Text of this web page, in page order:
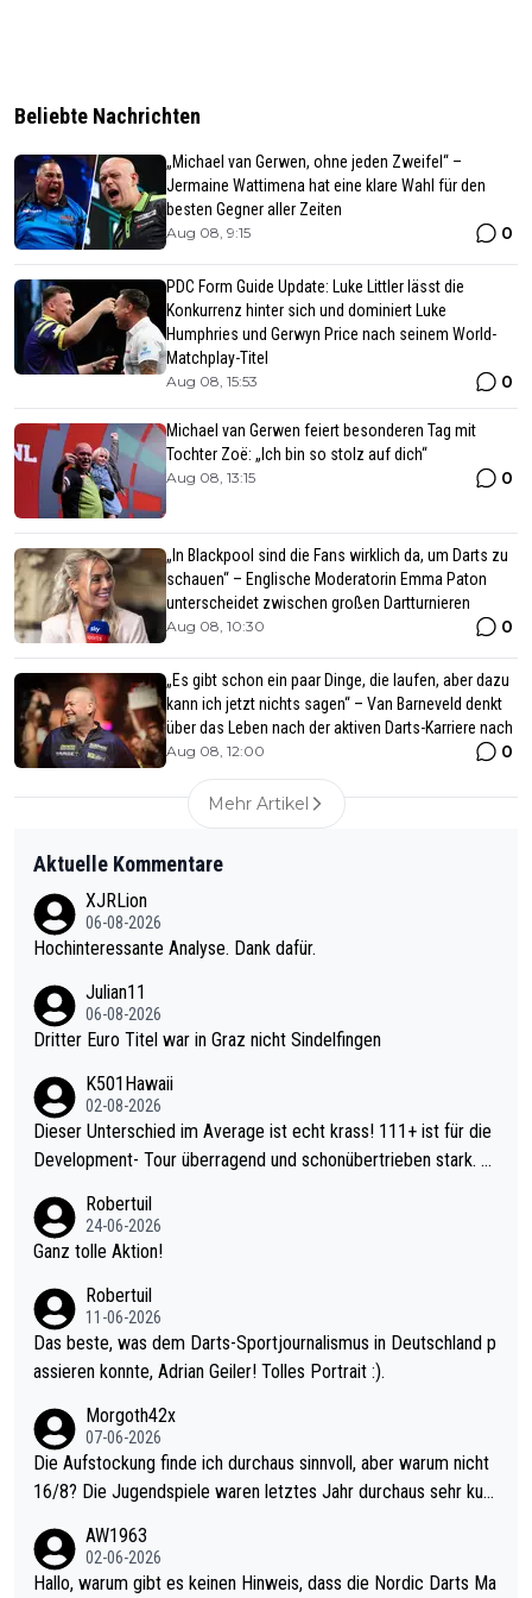
Beliebte Nachrichten
„Michael van Gerwen, ohne jeden Zweifel“ –
Jermaine Wattimena hat eine klare Wahl für den
besten Gegner aller Zeiten
Aug 08, 9:15 0
PDC Form Guide Update: Luke Littler lässt die
Konkurrenz hinter sich und dominiert Luke
Humphries und Gerwyn Price nach seinem World-
Matchplay-Titel
Aug 08, 15:53 0
Michael van Gerwen feiert besonderen Tag mit
Tochter Zoë: „Ich bin so stolz auf dich“
Aug 08, 13:15 0
„In Blackpool sind die Fans wirklich da, um Darts zu
schauen“ – Englische Moderatorin Emma Paton
unterscheidet zwischen großen Dartturnieren
Aug 08, 10:30 0
„Es gibt schon ein paar Dinge, die laufen, aber dazu
kann ich jetzt nichts sagen“ – Van Barneveld denkt
über das Leben nach der aktiven Darts-Karriere nach
Aug 08, 12:00 0
Mehr Artikel
Aktuelle Kommentare
XJRLion
06-08-2026
Hochinteressante Analyse. Dank dafür.
Julian11
06-08-2026
Dritter Euro Titel war in Graz nicht Sindelfingen
K501Hawaii
02-08-2026
Dieser Unterschied im Average ist echt krass! 111+ ist für die
Development- Tour überragend und schonübertrieben stark. U
mal 40+ erst recht. Da gewinnst keinen Blumentopf - ist ja noc
h krasser wie ein Pokalspiel eines Kreisligisten vs einem Bund
Robertuil
24-06-2026
Ganz tolle Aktion!
Robertuil
11-06-2026
Das beste, was dem Darts-Sportjournalismus in Deutschland p
assieren konnte, Adrian Geiler! Tolles Portrait :).
Morgoth42x
07-06-2026
Die Aufstockung finde ich durchaus sinnvoll, aber warum nicht
16/8? Die Jugendspiele waren letztes Jahr durchaus sehr kurz
Allerdings ist Mitchell Lawrie als Nummer 1 der Welt eh qualifi
ziert. Somit ändert die automatische Qualifikation des Weltmei
AW1963
02-06-2026
Hallo, warum gibt es keinen Hinweis, dass die Nordic Darts Ma